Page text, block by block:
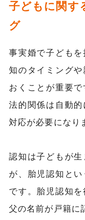
子どもに関す
グ
事実婚で子ども
知のタイミング
おくことが重要
法的関係は自動
対応が必要になり
認知は子どもが
が、胎児認知と
です。胎児認知
父の名前が戸籍に